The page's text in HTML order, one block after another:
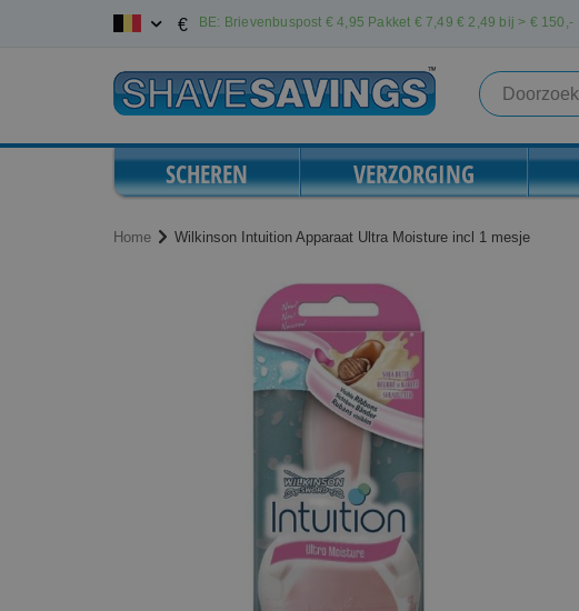
inhoud
€ BE: Brievenbuspost € 4,95 Pakket € 7,49 € 2,49 bij > €150,-
Search
SCHEREN VERZORGING
Home Wilkinson Intuition Apparaat Ultra Moisture incl 1 mesje